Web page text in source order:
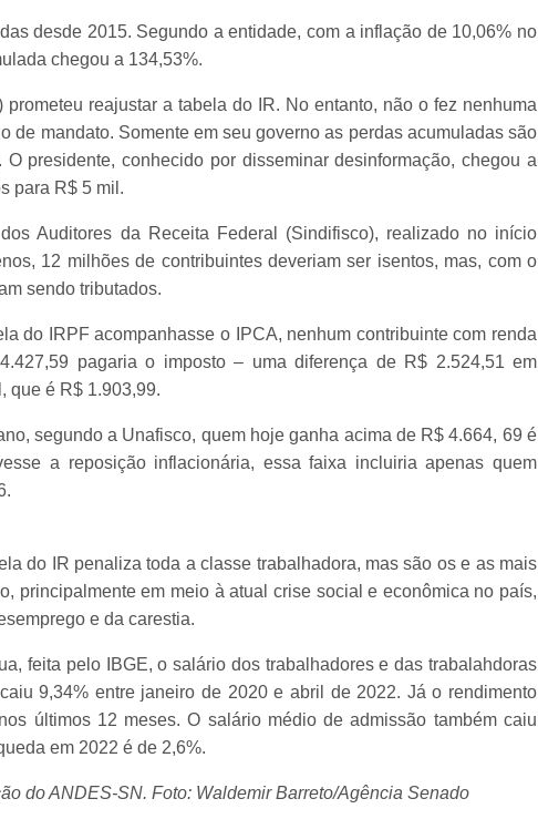
desde 2015. Segundo a entidade, com a inflação de 10,06% no
chegou a 134,53%.
reajustar a tabela do IR. No entanto, não o fez nenhuma
de mandato. Somente em seu governo as perdas acumuladas são
presidente, conhecido por disseminar desinformação, chegou a
para R$ 5 mil.
Auditores da Receita Federal (Sindifisco), realizado no início
12 milhões de contribuintes deveriam ser isentos, mas, com o
sendo tributados.
do IRPF acompanhasse o IPCA, nenhum contribuinte com renda
pagaria o imposto – uma diferença de R$ 2.524,51 em
que é R$ 1.903,99.
segundo a Unafisco, quem hoje ganha acima de R$ 4.664, 69 é
a reposição inflacionária, essa faixa incluiria apenas quem
do IR penaliza toda a classe trabalhadora, mas são os e as mais
principalmente em meio à atual crise social e econômica no país,
e da carestia.
feita pelo IBGE, o salário dos trabalhadores e das trabalahdoras
9,34% entre janeiro de 2020 e abril de 2022. Já o rendimento
últimos 12 meses. O salário médio de admissão também caiu
em 2022 é de 2,6%.
do ANDES-SN. Foto: Waldemir Barreto/Agência Senado